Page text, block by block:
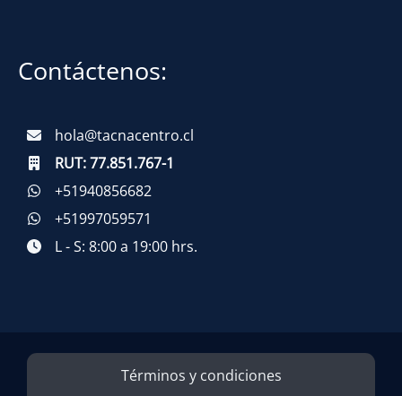
Contáctenos:
hola@tacnacentro.cl
RUT:77.851.767-1
+51940856682
+51997059571
L - S: 8:00 a 19:00 hrs.
Términos y condiciones